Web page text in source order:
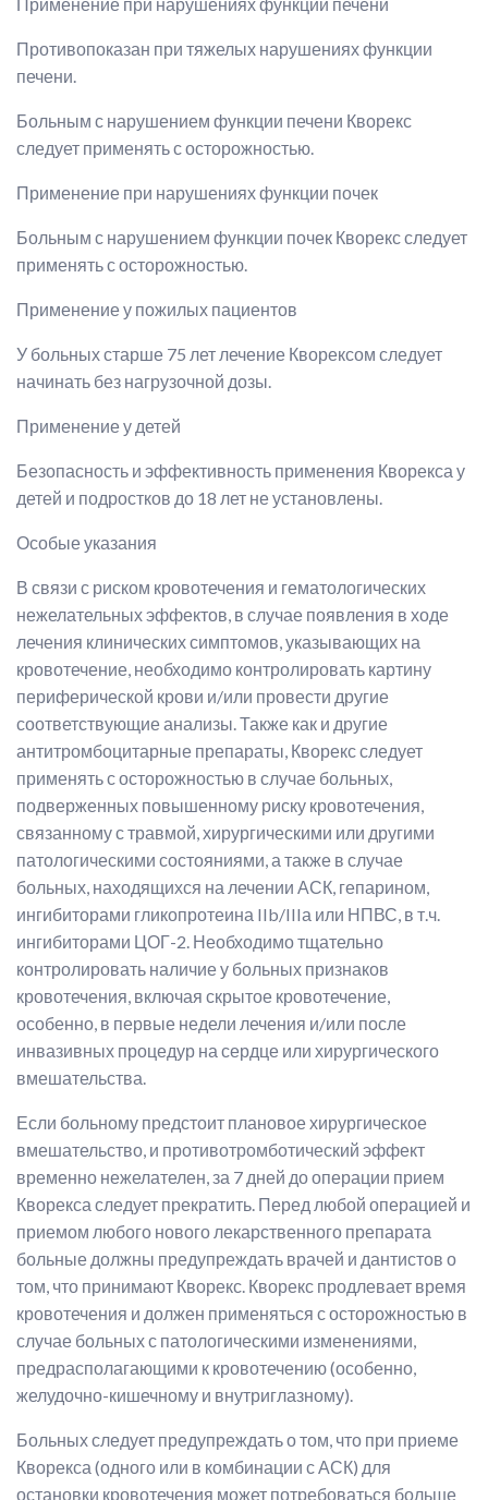
Противопоказан при тяжелых нарушениях функции
печени.
Больным с нарушением функции печени Кворекс
следует применять с осторожностью.
Применение при нарушениях функции почек
Больным с нарушением функции почек Кворекс следует
применять с осторожностью.
Применение у пожилых пациентов
У больных старше 75 лет лечение Кворексом следует
начинать без нагрузочной дозы.
Применение у детей
Безопасность и эффективность применения Кворекса у
детей и подростков до 18 лет не установлены.
Особые указания
В связи с риском кровотечения и гематологических
нежелательных эффектов, в случае появления в ходе
лечения клинических симптомов, указывающих на
кровотечение, необходимо контролировать картину
периферической крови и/или провести другие
соответствующие анализы. Также как и другие
антитромбоцитарные препараты, Кворекс следует
применять с осторожностью в случае больных,
подверженных повышенному риску кровотечения,
связанному с травмой, хирургическими или другими
патологическими состояниями, а также в случае
больных, находящихся на лечении АСК, гепарином,
ингибиторами гликопротеина IIb/IIIа или НПВС, в т.ч.
ингибиторами ЦОГ-2. Необходимо тщательно
контролировать наличие у больных признаков
кровотечения, включая скрытое кровотечение,
особенно, в первые недели лечения и/или после
инвазивных процедур на сердце или хирургического
вмешательства.
Если больному предстоит плановое хирургическое
вмешательство, и противотромботический эффект
временно нежелателен, за 7 дней до операции прием
Кворекса следует прекратить. Перед любой операцией и
приемом любого нового лекарственного препарата
больные должны предупреждать врачей и дантистов о
том, что принимают Кворекс. Кворекс продлевает время
кровотечения и должен применяться с осторожностью в
случае больных с патологическими изменениями,
предрасполагающими к кровотечению (особенно,
желудочно-кишечному и внутриглазному).
Больных следует предупреждать о том, что при приеме
Кворекса (одного или в комбинации с АСК) для
остановки кровотечения может потребоваться больше